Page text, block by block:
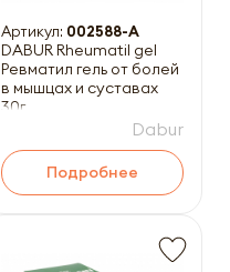
Артикул: 002588-A
DABUR Rheumatil gel
Ревматил гель от болей
в мышцах и суставах
30г
Dabur
Подробнее